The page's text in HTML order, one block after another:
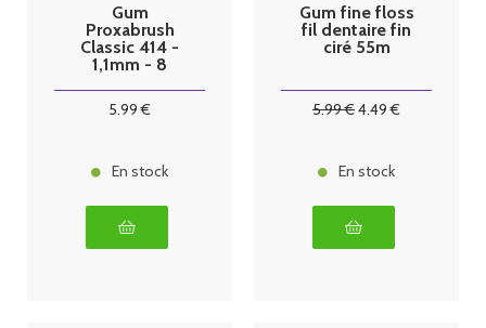
Gum
Proxabrush
Classic 414 -
1,1mm - 8
5.99 €
En stock
Gum fine floss
fil dentaire fin
ciré 55m
5.99€4.49 €
En stock